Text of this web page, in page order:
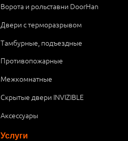
Ворота и рольставни DoorHan
Двери с терморазрывом
Тамбурные, подъездные
Противопожарные
Межкомнатные
Скрытые двери INVIZIBLE
Аксессуары
Услуги